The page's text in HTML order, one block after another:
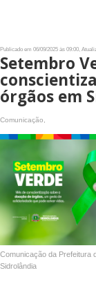
Publicado em 06/09/2025 às 09:00,
Setembro
órgãos em
Comunicação,
Comunicação da Prefeitura
Sidrolândia